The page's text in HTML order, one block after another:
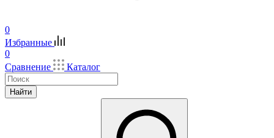
0
Избранные
0
Сравнение
Каталог
Найти